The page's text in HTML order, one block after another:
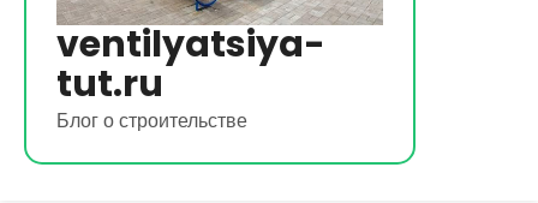
ventilyatsiya-
tut.ru
Блог о строительстве